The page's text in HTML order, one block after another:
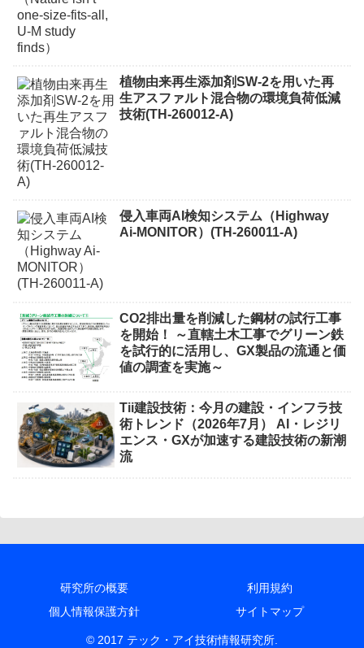
植物由来再生添加剤SW-2を用いた再
生アスファルト混合物の環境負荷低減
技術(TH-260012-A)
侵入車両AI検知システム（Highway
Ai-MONITOR）(TH-260011-A)
CO2排出量を削減した鋼材の試行工事
を開始！ ～直轄土木工事でグリーン鉄
を試行的に活用し、GX製品の流通と価
値の調査を実施～
Tii建設技術：今月の建設・インフラ技
術トレンド（2026年7月） AI・レジリ
エンス・GXが加速する建設技術の新潮
流
研究所の概要
利用規約
個人情報保護方針
サイトマップ
© 2017 テック・アイ技術情報研究所.